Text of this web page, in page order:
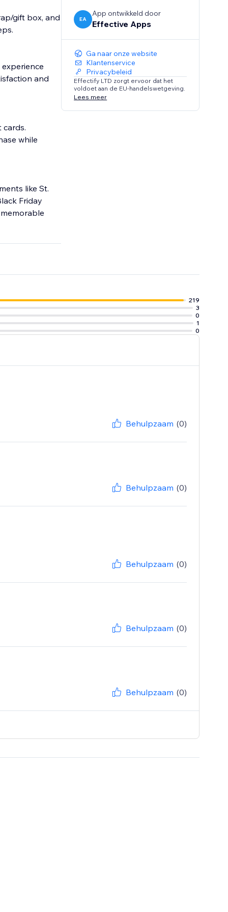
gift box, and
and
while
like St.
Friday
EA
App ontwikkeld door
Effective Apps
Ga naar onze website
Klantenservice
Privacybeleid
Effectify LTD zorgt ervoor dat het
voldoet aan de EU-handelswetgeving.
Lees meer
219
3
0
1
0
Behulpzaam (0)
Behulpzaam (0)
Behulpzaam (0)
Behulpzaam (0)
Behulpzaam (0)